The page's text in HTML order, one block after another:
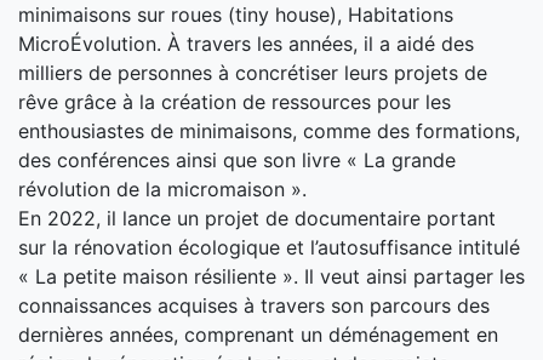
minimaisons sur roues (tiny house), Habitations
MicroÉvolution. À travers les années, il a aidé des
milliers de personnes à concrétiser leurs projets de
rêve grâce à la création de ressources pour les
enthousiastes de minimaisons, comme des formations,
des conférences ainsi que son livre « La grande
révolution de la micromaison ».
En 2022, il lance un projet de documentaire portant
sur la rénovation écologique et l’autosuffisance intitulé
« La petite maison résiliente ». Il veut ainsi partager les
connaissances acquises à travers son parcours des
dernières années, comprenant un déménagement en